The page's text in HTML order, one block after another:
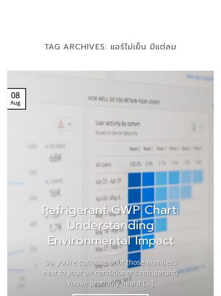
TAG ARCHIVES: แอร์ไม่เย็น มีแต่ลม
วัสดุก่อสร้าง
Refrigerant GWP Chart:
Understanding
Environmental Impact
So, you’re curious about those numbers
next to your air conditioner’s refrigerant?
You’ve probably heard [...]
08
Aug